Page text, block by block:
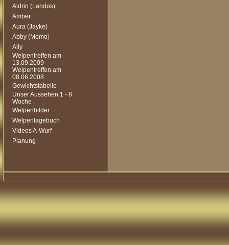
Aldrin (Landos)
Amber
Aura (Jayke)
Abby (Momo)
Ally
Welpentreffen am
13.09.2009
Welpentreffen am
08.06.2008
Gewichtstabelle
Unser Aussehen 1 - 8
Woche
Welpenbilder
Welpentagebuch
Videos A-Wurf
Planung